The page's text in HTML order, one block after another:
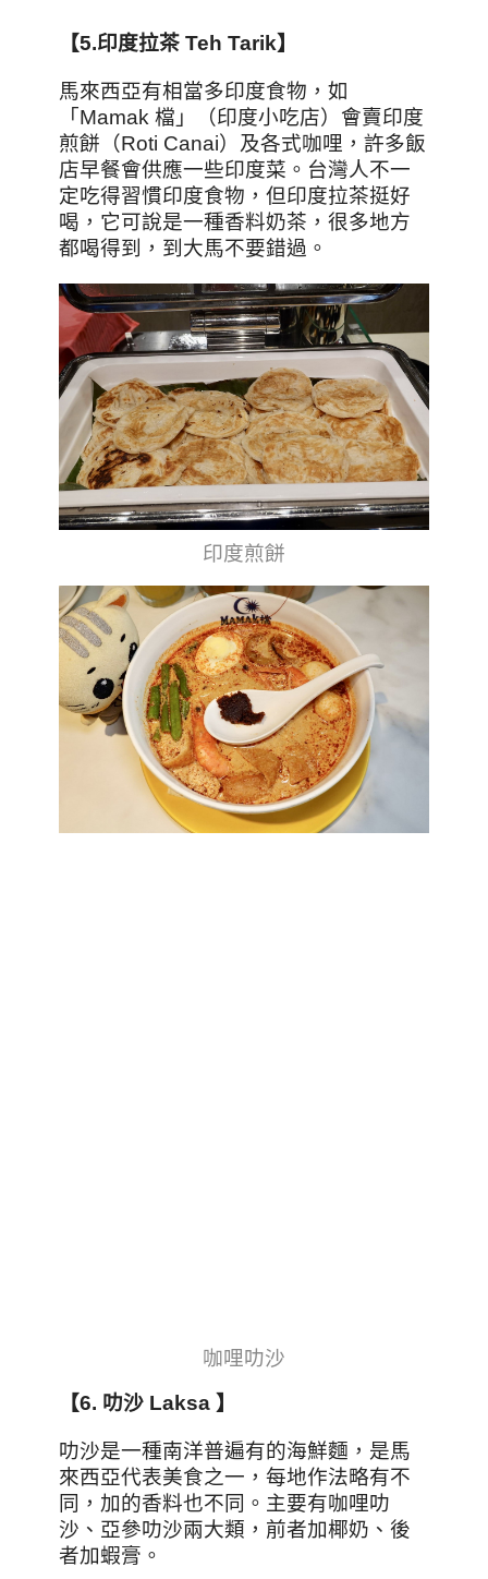
【5.印度拉茶 Teh Tarik】
馬來西亞有相當多印度食物，如
「Mamak 檔」（印度小吃店）會賣印度
煎餅（Roti Canai）及各式咖哩，許多飯
店早餐會供應一些印度菜。台灣人不一
定吃得習慣印度食物，但印度拉茶挺好
喝，它可說是一種香料奶茶，很多地方
都喝得到，到大馬不要錯過。
印度煎餅
咖哩叻沙
【6. 叻沙 Laksa 】
叻沙是一種南洋普遍有的海鮮麵，是馬
來西亞代表美食之一，每地作法略有不
同，加的香料也不同。主要有咖哩叻
沙、亞參叻沙兩大類，前者加椰奶、後
者加蝦膏。